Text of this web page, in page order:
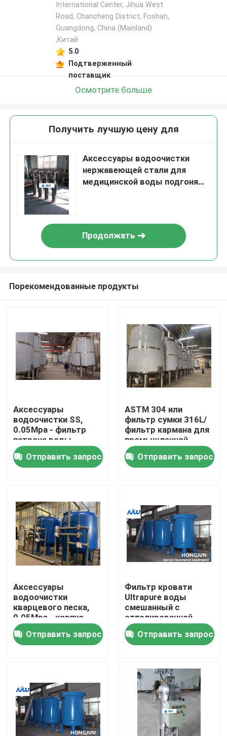
Дом
О нас
Путешествие фабрики
Свяжитесь мы
Новости
промышленное оборудование очистки воды
Оборудование очистки воды обратного осмоза
International Center, Jihua West
Road, Chancheng District, Foshan,
Guangdong, China (Mainland)
,Китай
5.0
Подтверженный
поставщик
Осмотрите больше
Получить лучшую цену для
Аксессуары водоочистки
нержавеющей стали для
медицинской воды подгоняют
Продолжать
Порекомендованные продукты
Аксессуары
водоочистки SS,
0.05Mpa - фильтр
патрона воды
точности пива
0.07MPA
Отправить запрос
ASTM 304 или
фильтр сумки 316L/
фильтр кармана для
промышленной
фильтрации воды
Отправить запрос
Аксессуары
водоочистки
кварцевого песка,
0.05Mpa - корпус
фильтра
нержавеющей стали
давления 0.07MPA
Отправить запрос
Фильтр кровати
Ultrapure воды
смешанный с
отполированной
крася поверхностью
Отправить запрос